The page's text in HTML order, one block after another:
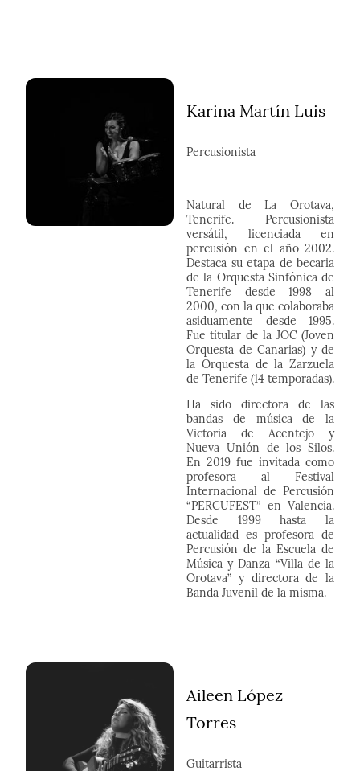
Karina Martín Luis
Percusionista
Natural de La Orotava,
Tenerife. Percusionista
versátil, licenciada en
percusión en el año 2002.
Destaca su etapa de becaria
de la Orquesta Sinfónica de
Tenerife desde 1998 al
2000, con la que colaboraba
asiduamente desde 1995.
Fue titular de la JOC (Joven
Orquesta de Canarias) y de
la Orquesta de la Zarzuela
de Tenerife (14 temporadas).
Ha sido directora de las
bandas de música de la
Victoria de Acentejo y
Nueva Unión de los Silos.
En 2019 fue invitada como
profesora al Festival
Internacional de Percusión
“PERCUFEST” en Valencia.
Desde 1999 hasta la
actualidad es profesora de
Percusión de la Escuela de
Música y Danza “Villa de la
Orotava” y directora de la
Banda Juvenil de la misma.
Aileen López
Torres
Guitarrista